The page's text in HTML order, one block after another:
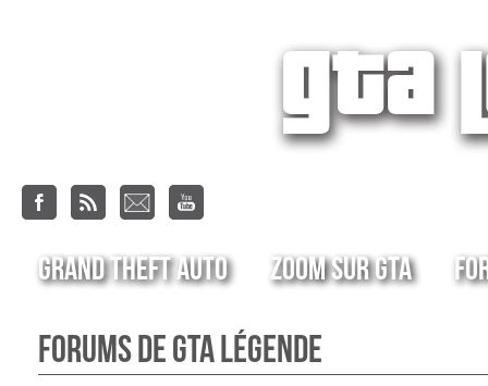
Grand Theft Auto Zoom sur GTA
Forums de GTA Légende